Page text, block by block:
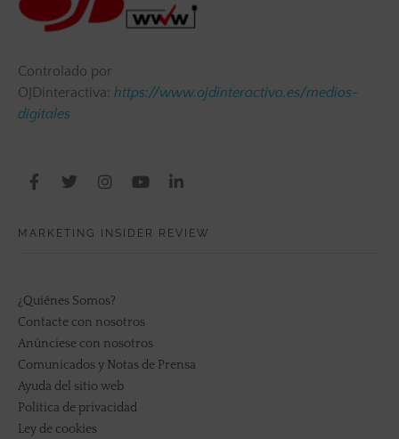
Controlado por
OJDinteractiva: https://www.ojdinteractiva.es/medios-
digitales
MARKETING INSIDER REVIEW
¿Quiénes Somos?
Contacte con nosotros
Anúnciese con nosotros
Comunicados y Notas de Prensa
Ayuda del sitio web
Política de privacidad
Ley de cookies